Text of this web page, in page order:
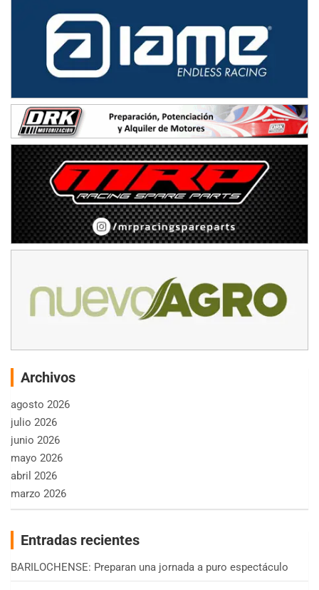
Archivos
agosto 2026
julio 2026
junio 2026
mayo 2026
abril 2026
marzo 2026
Entradas recientes
BARILOCHENSE: Preparan una jornada a puro espectáculo